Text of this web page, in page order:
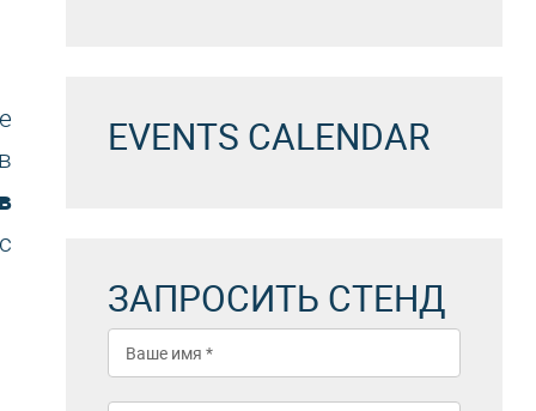
EVENTS CALENDAR
ЗАПРОСИТЬ СТЕНД